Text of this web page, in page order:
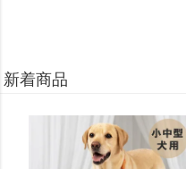
新着商品